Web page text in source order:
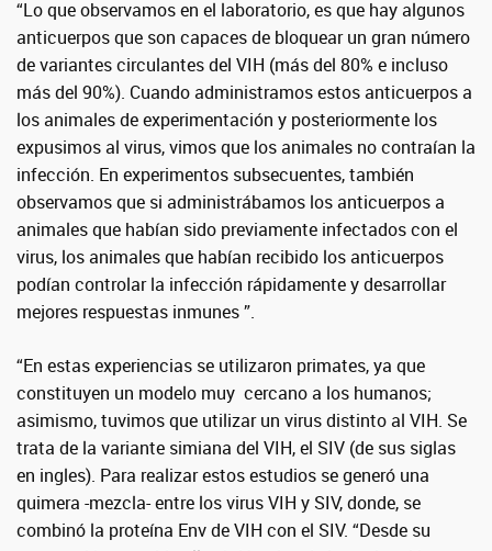
“Lo que observamos en el laboratorio, es que hay algunos
anticuerpos que son capaces de bloquear un gran número
de variantes circulantes del VIH (más del 80% e incluso
más del 90%). Cuando administramos estos anticuerpos a
los animales de experimentación y posteriormente los
expusimos al virus, vimos que los animales no contraían la
infección. En experimentos subsecuentes, también
observamos que si administrábamos los anticuerpos a
animales que habían sido previamente infectados con el
virus, los animales que habían recibido los anticuerpos
podían controlar la infección rápidamente y desarrollar
mejores respuestas inmunes ”.
“En estas experiencias se utilizaron primates, ya que
constituyen un modelo muy cercano a los humanos;
asimismo, tuvimos que utilizar un virus distinto al VIH. Se
trata de la variante simiana del VIH, el SIV (de sus siglas
en ingles). Para realizar estos estudios se generó una
quimera -mezcla- entre los virus VIH y SIV, donde, se
combinó la proteína Env de VIH con el SIV. “Desde su